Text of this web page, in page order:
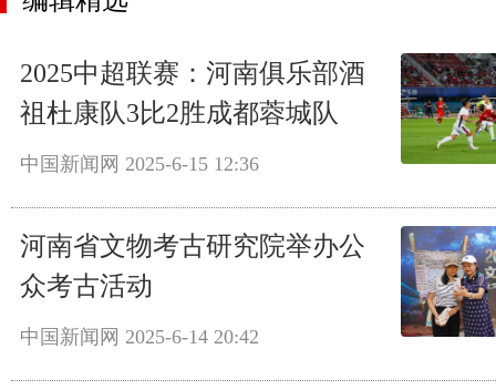
2025中超联赛：河南俱乐部酒
祖杜康队3比2胜成都蓉城队
中国新闻网 2025-6-15 12:36
河南省文物考古研究院举办公
众考古活动
中国新闻网 2025-6-14 20:42